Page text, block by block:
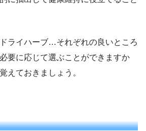
ライハーブ…それぞれの良いところ
要に応じて選ぶことができますか
えておきましょう。